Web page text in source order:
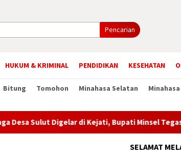
Pencarian
HUKUM & KRIMINAL PENDIDIKAN KESEHATAN
Bitung Tomohon Minahasa Selatan
Digelar di Kejati, Bupati Minsel Tegaskan
SELAMAT